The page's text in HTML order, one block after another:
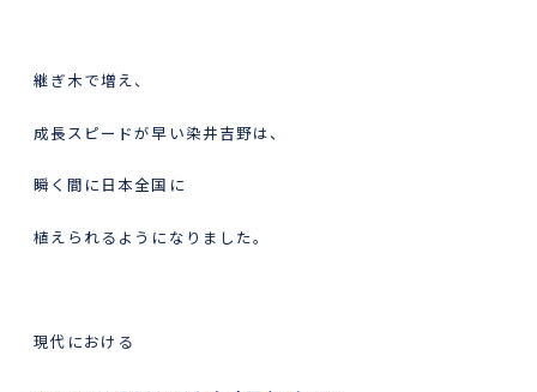
継ぎ木で増え、
成長スピードが早い染井吉野は、
瞬く間に日本全国に
植えられるようになりました。
現代における